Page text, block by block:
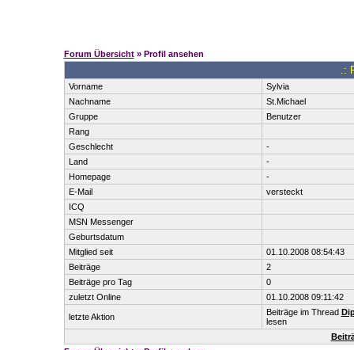
Forum Übersicht» Profil ansehen
.:
Vorname
Sylvia
Nachname
St.Michael
Gruppe
Benutzer
Rang
Geschlecht
-
Land
-
Homepage
-
E-Mail
versteckt
ICQ
MSN Messenger
Geburtsdatum
Mitglied seit
01.10.2008 08:54:43
Beiträge
2
Beiträge pro Tag
0
zuletzt Online
01.10.2008 09:11:42
letzte Aktion Beiträge im Thread
lesen